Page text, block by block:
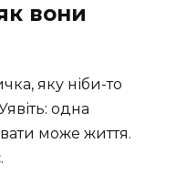
вони
яку ніби-то
одна
може життя.